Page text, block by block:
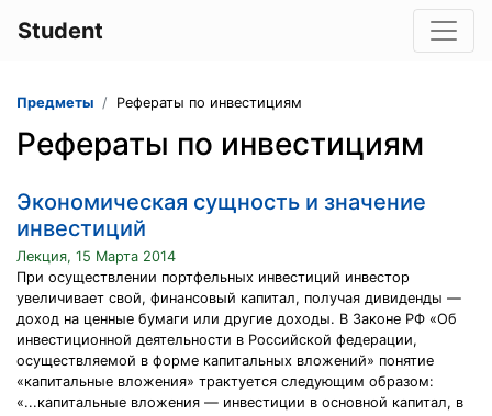
Student
Предметы Рефераты по инвестициям
Рефераты по инвестициям
Экономическая сущность и значение
инвестиций
Лекция, 15 Марта 2014
При осуществлении портфельных инвестиций инвестор
увеличивает свой, финансовый капитал, получая дивиденды —
доход на ценные бумаги или другие доходы. В Законе РФ «Об
инвестиционной деятельности в Российской федерации,
осуществляемой в форме капитальных вложений» понятие
«капитальные вложения» трактуется следующим образом:
«...капитальные вложения — инвестиции в основной капитал, в